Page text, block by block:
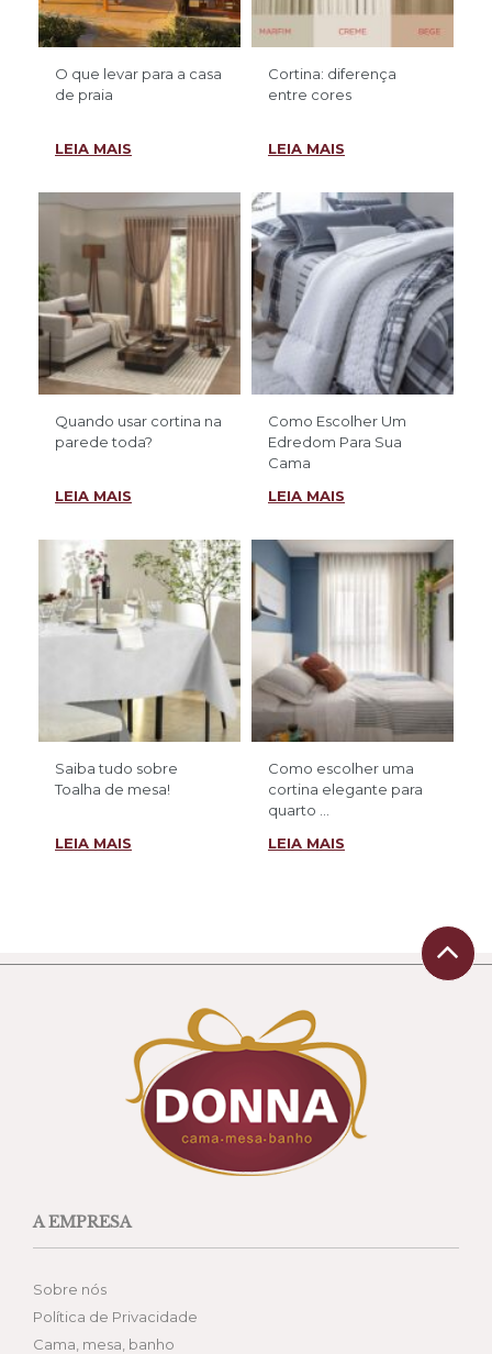
O que levar para a casa
de praia
LEIA MAIS
Cortina: diferença
entre cores
LEIA MAIS
Quando usar cortina na
parede toda?
LEIA MAIS
Como Escolher Um
Edredom Para Sua
Cama
LEIA MAIS
Saiba tudo sobre
Toalha de mesa!
LEIA MAIS
Como escolher uma
cortina elegante para
quarto ...
LEIA MAIS
A EMPRESA
Sobre nós
Política de Privacidade
Cama, mesa, banho